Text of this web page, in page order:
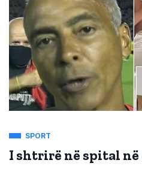
SPORT
I shtrirë në spital në